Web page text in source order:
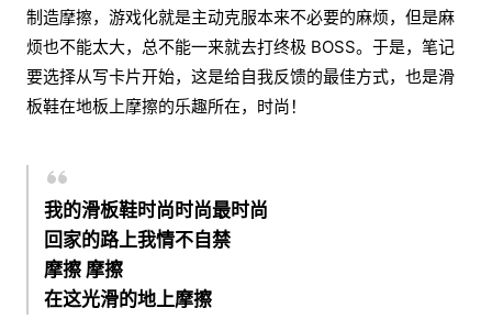
制造摩擦，游戏化就是主动克服本来不必要的麻烦，但是麻
烦也不能太大，总不能一来就去打终极 BOSS。于是，笔记
要选择从写卡片开始，这是给自我反馈的最佳方式，也是滑
板鞋在地板上摩擦的乐趣所在，时尚！
我的滑板鞋时尚时尚最时尚
回家的路上我情不自禁
摩擦 摩擦
在这光滑的地上摩擦